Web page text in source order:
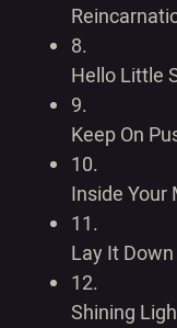
8.
Hello Little
9.
Keep On
10.
Inside Your
11.
Lay It Down
12.
Shining